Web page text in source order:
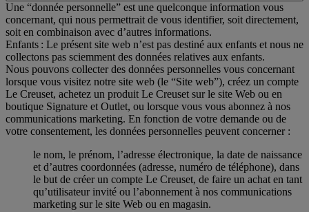
Une “donnée personnelle” est une quelconque information vous
concernant, qui nous permettrait de vous identifier, soit directement,
soit en combinaison avec d’autres informations.
Enfants : Le présent site web n’est pas destiné aux enfants et nous ne
collectons pas sciemment des données relatives aux enfants.
Nous pouvons collecter des données personnelles vous concernant
lorsque vous visitez notre site web (le “Site web”), créez un compte
Le Creuset, achetez un produit Le Creuset sur le site Web ou en
boutique Signature et Outlet, ou lorsque vous vous abonnez à nos
communications marketing. En fonction de votre demande ou de
votre consentement, les données personnelles peuvent concerner :
le nom, le prénom, l’adresse électronique, la date de naissance
et d’autres coordonnées (adresse, numéro de téléphone), dans
le but de créer un compte Le Creuset, de faire un achat en tant
qu’utilisateur invité ou l’abonnement à nos communications
marketing sur le site Web ou en magasin.